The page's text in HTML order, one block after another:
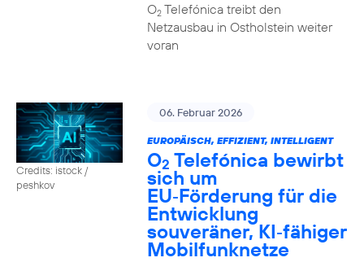
O2Telefónica treibt den
Netzausbau in Ostholstein weiter
voran
Credits: istock /
peshkov
06. Februar 2026
EUROPÄISCH, EFFIZIENT, INTELLIGENT
O2 Telefónica bewirbt
sich um
EU‑Förderung für die
Entwicklung
souveräner, KI‑fähiger
Mobilfunknetze